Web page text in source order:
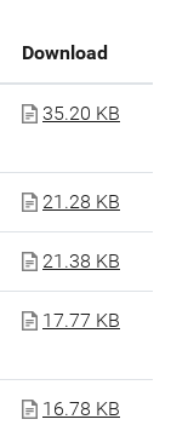
Download
35.20 KB
21.28 KB
21.38 KB
17.77 KB
16.78 KB